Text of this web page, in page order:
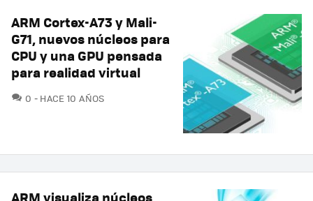
ARM Cortex-A73 y Mali-
G71, nuevos núcleos para
CPU y una GPU pensada
para realidad virtual
0 COMENTARIOS
HACE 10 AÑOS
ARM visualiza núcleos